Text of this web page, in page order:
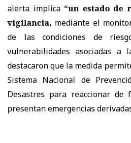
alerta implica “un estado de
vigilancia, mediante el
de las condiciones de
vulnerabilidades asociadas a
destacaron que la medida
Sistema Nacional de
Desastres para reaccionar
presentan emergencias